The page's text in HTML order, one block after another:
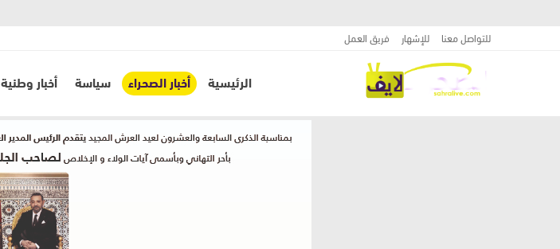
للتواصل معنا للإشهار فريق العمل
الرئيسية أخبار الصحراء سياسة أخبار وطنية